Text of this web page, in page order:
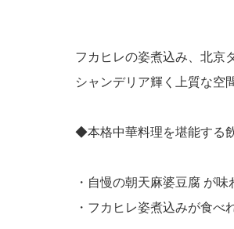
フカヒレの姿煮込み、北京
シャンデリア輝く上質な空
◆本格中華料理を堪能する
・自慢の朝天麻婆豆腐 が味
・フカヒレ姿煮込みが食べ